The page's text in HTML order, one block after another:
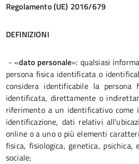
Regolamento (UE) 2016/679
DEFINIZIONI
- «dato personale»: qualsiasi
persona fisica identificata o
considera identificabile la persona
identificata, direttamente o
riferimento a un identificativo come
identificazione, dati relativi
online o a uno o più elementi
fisica, fisiologica, genetica, psichica,
sociale;